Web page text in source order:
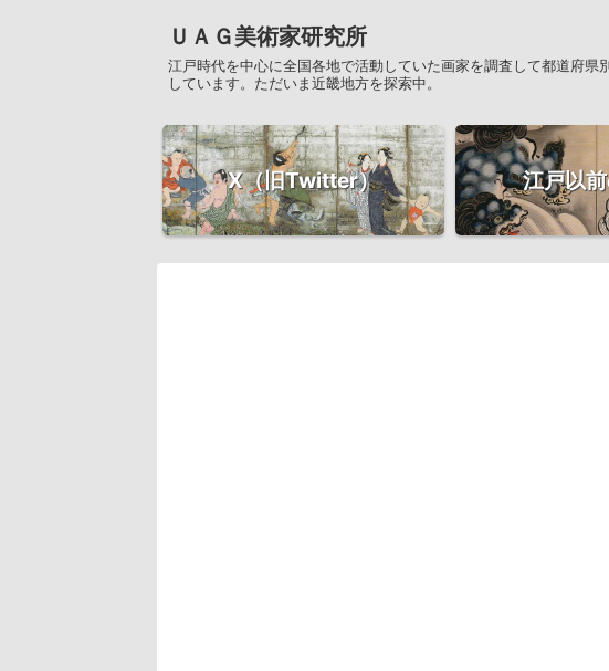
ＵＡＧ美術家研究所
江戸時代を中心に全国各地で活動していた画家を調査して都道府県
しています。ただいま近畿地方を探索中。
X（旧Twitter） 江戸以